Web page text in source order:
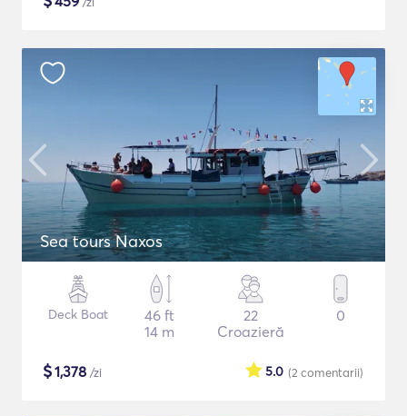
Sea tours Naxos
Deck Boat
46 ft
14 m
22
Croazieră
0
$1,378 /zi (2 comentarii)
5.0